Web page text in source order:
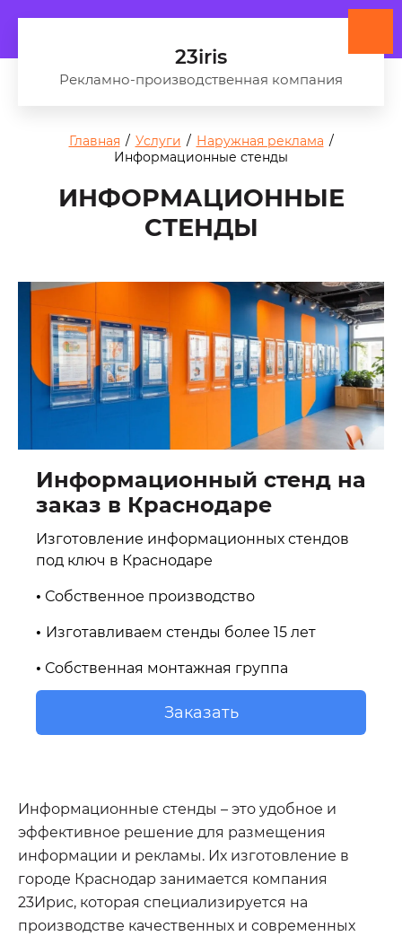
23iris
Рекламно-производственная компания
Главная / Услуги / Наружная реклама /
Информационные стенды
ИНФОРМАЦИОННЫЕ
СТЕНДЫ
Информационный стенд на
заказ в Краснодаре
Изготовление информационных стендов
под ключ в Краснодаре
• Собственное производство
• Изготавливаем стенды более 15 лет
• Собственная монтажная группа
Заказать
Информационные стенды – это удобное и
эффективное решение для размещения
информации и рекламы. Их изготовление в
городе Краснодар занимается компания
23Ирис, которая специализируется на
производстве качественных и современных